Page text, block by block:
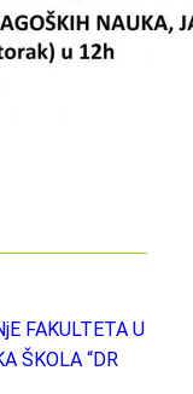
FAKULTETA U
ŠKOLA “DR